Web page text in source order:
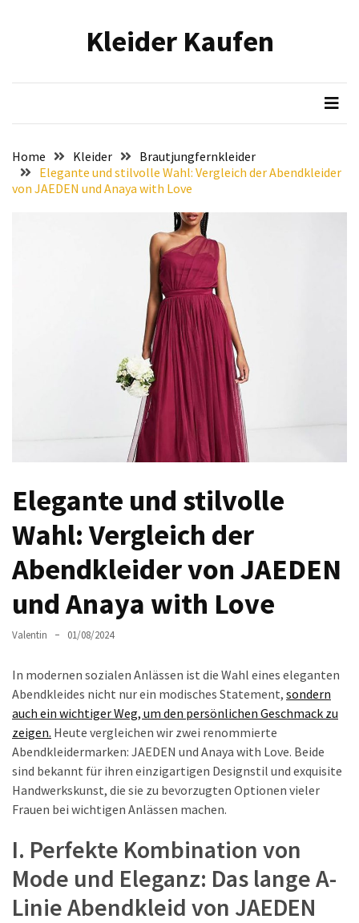
Samt:
Stilvolle
Tipps
Mäntel
Leichte
Luxus-
Jackenmarken
Fokus:
Qualität
Fünf
grundlegende
Hosenformen
und
wie
man
richtig
kombiniert
Neue
Kleider Kaufen
Home Kleider
Brautjungfernkleider
Elegante und stilvolle Wahl: Vergleich der Abendkleider
von JAEDEN und Anaya with Love
Elegante und stilvolle
Wahl: Vergleich der
Abendkleider von JAEDEN
und Anaya with Love
Valentin 01/08/2024
In modernen sozialen Anlässen ist die Wahl eines eleganten
Abendkleides nicht nur ein modisches Statement, sondern
auch ein wichtiger Weg, um den persönlichen Geschmack zu
zeigen. Heute vergleichen wir zwei renommierte
Abendkleidermarken: JAEDEN und Anaya with Love. Beide
sind bekannt für ihren einzigartigen Designstil und exquisite
Handwerkskunst, die sie zu bevorzugten Optionen vieler
Frauen bei wichtigen Anlässen machen.
I. Perfekte Kombination von
Mode und Eleganz: Das lange A-
Linie Abendkleid von JAEDEN